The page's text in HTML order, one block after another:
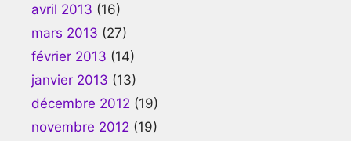
avril 2013 (16)
mars 2013 (27)
février 2013 (14)
janvier 2013 (13)
décembre 2012 (19)
novembre 2012 (19)